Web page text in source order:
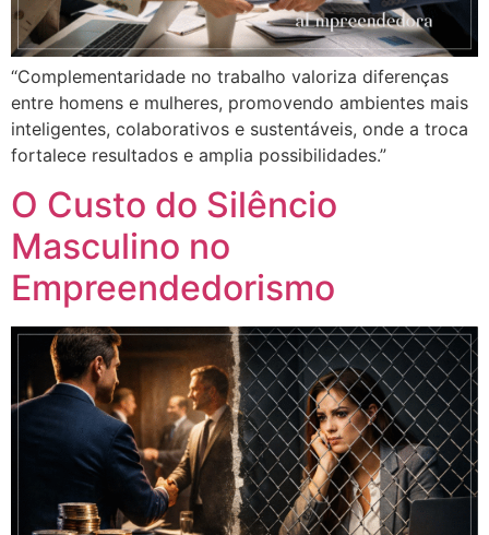
“Complementaridade no trabalho valoriza diferenças
entre homens e mulheres, promovendo ambientes mais
inteligentes, colaborativos e sustentáveis, onde a troca
fortalece resultados e amplia possibilidades.”
O Custo do Silêncio
Masculino no
Empreendedorismo